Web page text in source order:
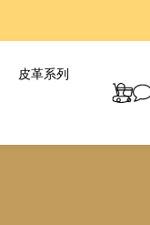
皮革系列